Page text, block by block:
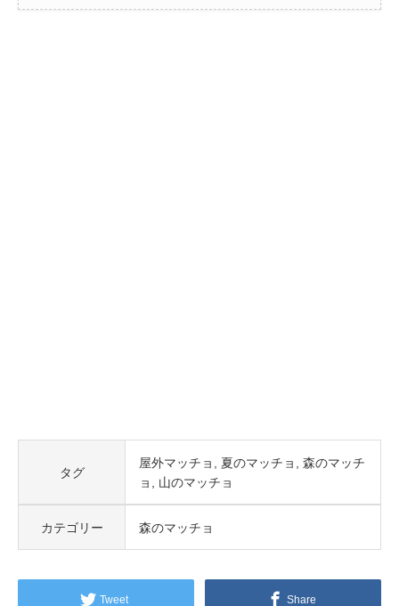
タグ
屋外マッチョ 夏のマッチョ
森のマッチ
ョ
山のマッチョ
カテゴリー 森のマッチョ
Tweet Share